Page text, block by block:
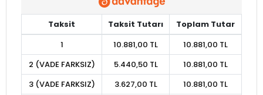
Taksit Taksit Tutarı
Toplam Tutar
1
10.881,00 TL
10.881,00 TL
2 (VADE FARKSIZ)
5.440,50 TL
10.881,00 TL
3 (VADE FARKSIZ)
3.627,00 TL
10.881,00 TL